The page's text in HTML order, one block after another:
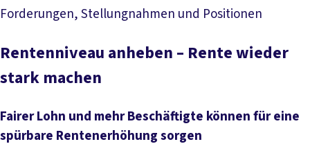
Forderungen, Stellungnahmen und Positionen
Mehr lesen: Unser Politikfeld Rentenpolitik
Rentenniveau anheben – Rente wieder
stark machen
Fairer Lohn und mehr Beschäftigte können für eine
spürbare Rentenerhöhung sorgen